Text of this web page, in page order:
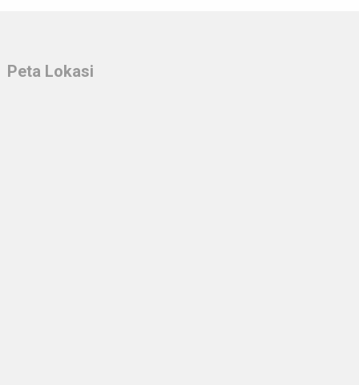
Peta Lokasi